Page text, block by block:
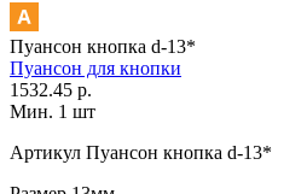
Пуансон кнопка d-13*
Пуансон для кнопки
1532.45 р.
Мин. 1 шт
Артикул Пуансон кнопка d-13*